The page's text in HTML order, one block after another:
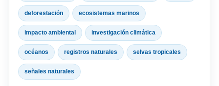
deforestación ecosistemas marinos
impacto ambiental investigación climática
océanos registros naturales selvas tropicales
señales naturales